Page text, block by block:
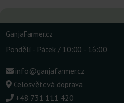
GanjaFarmer.cz
Pondělí - Pátek / 10:00 - 16:00
info@ganjafarmer.cz
Celosvětová doprava
+48 731 111 420